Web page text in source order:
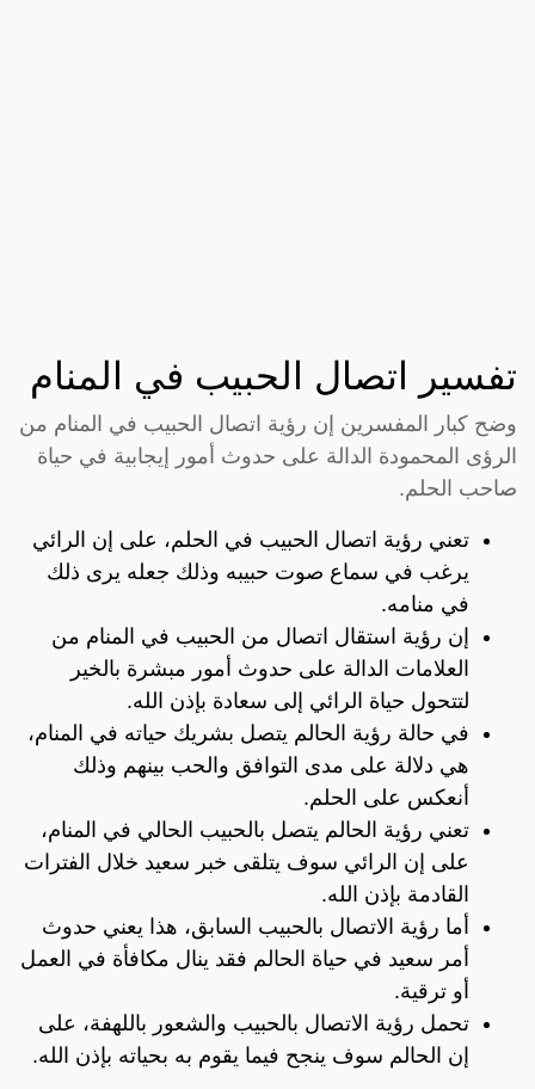
تفسير اتصال الحبيب في المنام
وضح كبار المفسرين إن رؤية اتصال الحبيب في المنام من
الرؤى المحمودة الدالة على حدوث أمور إيجابية في حياة
صاحب الحلم.
تعني رؤية اتصال الحبيب في الحلم، على إن الرائي
يرغب في سماع صوت حبيبه وذلك جعله يرى ذلك
في منامه.
إن رؤية استقال اتصال من الحبيب في المنام من
العلامات الدالة على حدوث أمور مبشرة بالخير
لتتحول حياة الرائي إلى سعادة بإذن الله.
في حالة رؤية الحالم يتصل بشريك حياته في المنام،
هي دلالة على مدى التوافق والحب بينهم وذلك
أنعكس على الحلم.
تعني رؤية الحالم يتصل بالحبيب الحالي في المنام،
على إن الرائي سوف يتلقى خبر سعيد خلال الفترات
القادمة بإذن الله.
أما رؤية الاتصال بالحبيب السابق، هذا يعني حدوث
أمر سعيد في حياة الحالم فقد ينال مكافأة في العمل
أو ترقية.
تحمل رؤية الاتصال بالحبيب والشعور باللهفة، على
إن الحالم سوف ينجح فيما يقوم به بحياته بإذن الله.